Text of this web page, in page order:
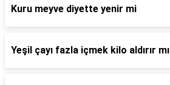
Kuru meyve diyette yenir mi
Yeşil çayı fazla içmek kilo aldırır mı